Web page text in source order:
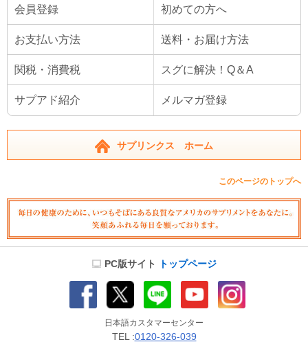
会員登録 初めての方へ
お支払い方法 送料・お届け方法
関税・消費税 スグに解決！Q＆A
サプアド紹介 メルマガ登録
サプリンクス ホーム
このページのトップへ
PC版サイト トップページ
日本語カスタマーセンター
TEL :0120-326-039